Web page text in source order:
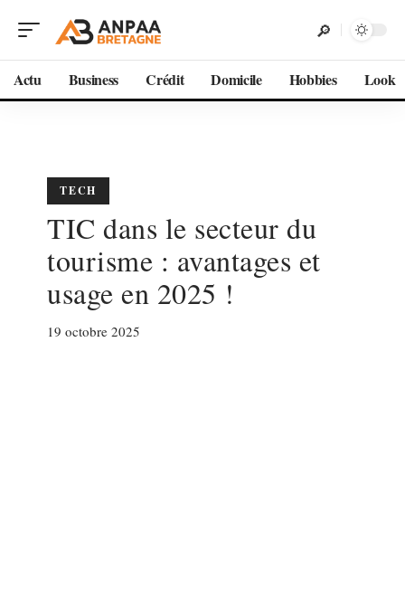
Actu Business Crédit Domicile Hobbies Look
TECH
TIC dans le secteur du
tourisme : avantages et
usage en 2025 !
19 octobre 2025